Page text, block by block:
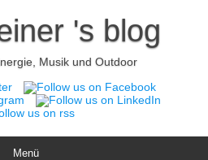
's blog
Musik und Outdoor
Menü